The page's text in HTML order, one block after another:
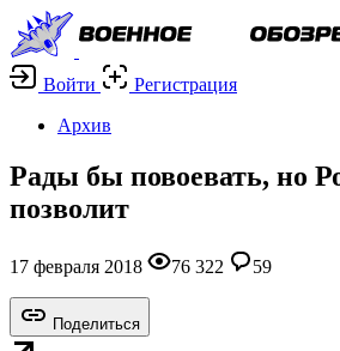
Войти
Регистрация
Архив
Рады бы повоевать, но
позволит
17 февраля 2018 76 322 59
Поделиться